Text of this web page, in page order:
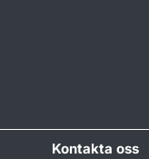
Kontakta oss